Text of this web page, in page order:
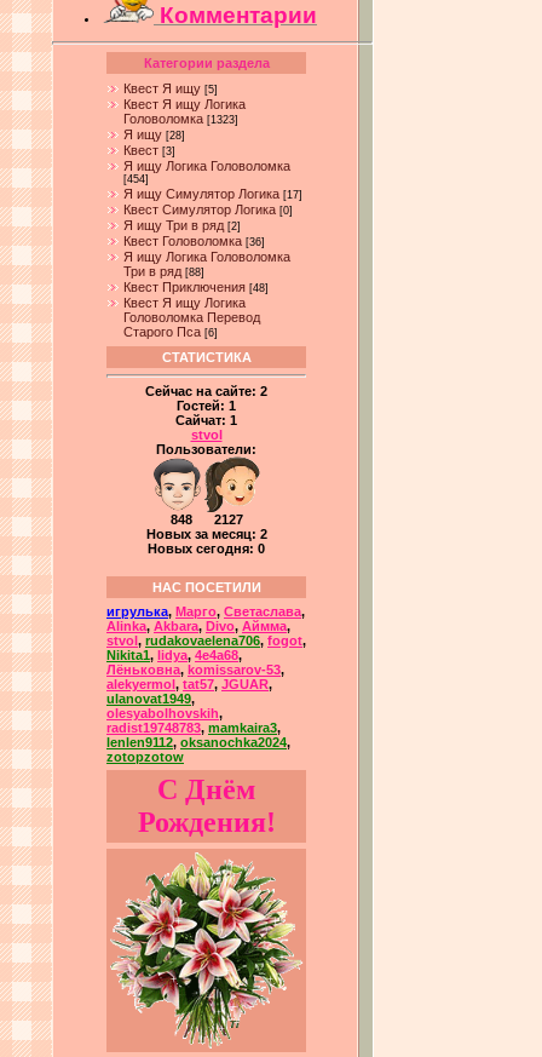
Комментарии
Категории раздела
Квест Я ищу [5]
Квест Я ищу Логика
Головоломка [1323]
Я ищу [28]
Квест [3]
Я ищу Логика Головоломка
[454]
Я ищу Симулятор Логика [17]
Квест Симулятор Логика [0]
Я ищу Три в ряд [2]
Квест Головоломка [36]
Я ищу Логика Головоломка
Три в ряд [88]
Квест Приключения [48]
Квест Я ищу Логика
Головоломка Перевод
Старого Пса [6]
СТАТИСТИКА
Сейчас на сайте: 2
Гостей: 1
Сайчат: 1
stvol
Пользователи:
848 2127
Новых за месяц: 2
Новых сегодня: 0
НАС ПОСЕТИЛИ
игрулька, Марго, Светаслава,
Alinka, Akbara, Divo, Аймма,
stvol , rudakovaelena706, fogot,
Nikita1, lidya, 4e4a68,
Лёньковна, komissarov-53,
alekyermol , tat57, JGUAR,
ulanovat1949,
olesyabolhovskih,
radist19748783, mamkaira3,
lenlen9112, oksanochka2024,
zotopzotow
С Днём
Рождения!